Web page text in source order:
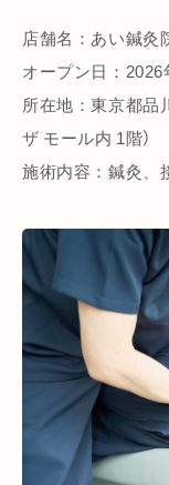
店舗名：あい鍼灸
オープン日：2026
所在地：東京都品
ザ モール内 1階）
施術内容：鍼灸、